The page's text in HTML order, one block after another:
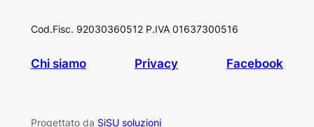
Cod.Fisc. 92030360512 P.IVA 01637300516
Chi siamo Privacy Facebook
Progettato da SiSU soluzioni